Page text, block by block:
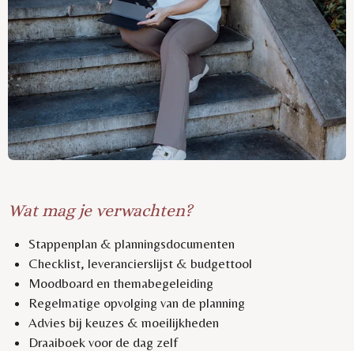
Wat mag je verwachten?
Stappenplan & planningsdocumenten
Checklist, leverancierslijst & budgettool
Moodboard en themabegeleiding
Regelmatige opvolging van de planning
Advies bij keuzes & moeilijkheden
Draaiboek voor de dag zelf